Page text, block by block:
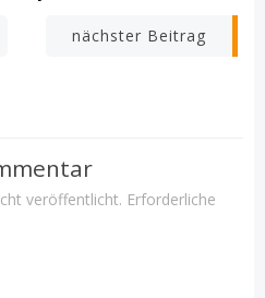
Beitrags-
nächster Beitrag
veröffentlicht. Erforderliche